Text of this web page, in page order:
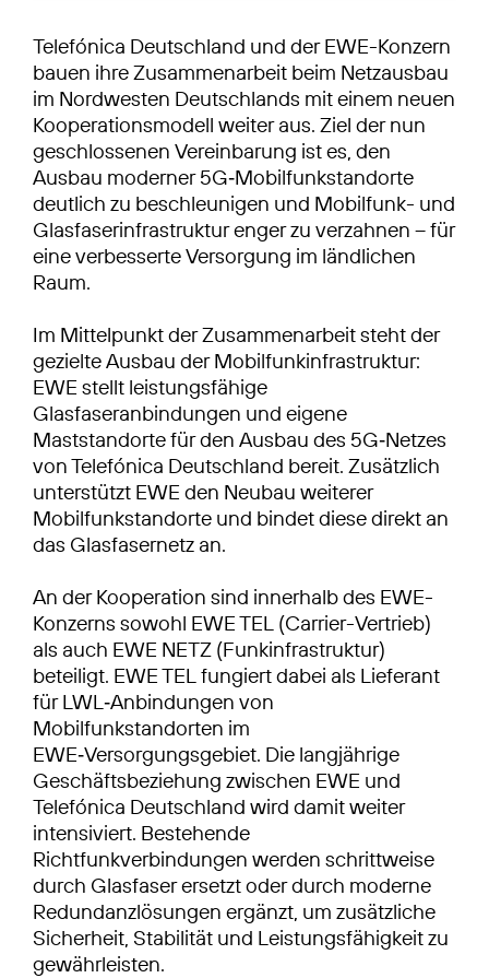
Telefónica Deutschland und der EWE-Konzern
bauen ihre Zusammenarbeit beim Netzausbau
im Nordwesten Deutschlands mit einem neuen
Kooperationsmodell weiter aus. Ziel der nun
geschlossenen Vereinbarung ist es, den
Ausbau moderner 5G‑Mobilfunkstandorte
deutlich zu beschleunigen und Mobilfunk- und
Glasfaserinfrastruktur enger zu verzahnen – für
eine verbesserte Versorgung im ländlichen
Raum.
Im Mittelpunkt der Zusammenarbeit steht der
gezielte Ausbau der Mobilfunkinfrastruktur:
EWE stellt leistungsfähige
Glasfaseranbindungen und eigene
Maststandorte für den Ausbau des 5G‑Netzes
von Telefónica Deutschland bereit. Zusätzlich
unterstützt EWE den Neubau weiterer
Mobilfunkstandorte und bindet diese direkt an
das Glasfasernetz an.
An der Kooperation sind innerhalb des EWE-
Konzerns sowohl EWE TEL (Carrier-Vertrieb)
als auch EWE NETZ (Funkinfrastruktur)
beteiligt. EWE TEL fungiert dabei als Lieferant
für LWL‑Anbindungen von
Mobilfunkstandorten im
EWE‑Versorgungsgebiet. Die langjährige
Geschäftsbeziehung zwischen EWE und
Telefónica Deutschland wird damit weiter
intensiviert. Bestehende
Richtfunkverbindungen werden schrittweise
durch Glasfaser ersetzt oder durch moderne
Redundanzlösungen ergänzt, um zusätzliche
Sicherheit, Stabilität und Leistungsfähigkeit zu
gewährleisten.